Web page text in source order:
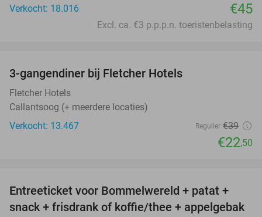
Verkocht: 18.016
€45
Excl. ca. €3 p.p.p.n. toeristenbelasting
3-gangendiner bij Fletcher Hotels
Fletcher Hotels
Callantsoog (+ meerdere locaties)
Verkocht: 13.467
Regulier €39
€22,50
23%
Entreeticket voor Bommelwereld + patat +
snack + frisdrank of koffie/thee + appelgebak